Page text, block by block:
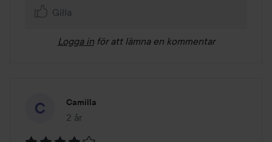
Gilla
Logga in för att lämna en kommentar
Camilla
2 år
Inlägget skapades 2 år